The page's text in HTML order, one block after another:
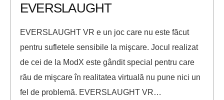
EVERSLAUGHT
EVERSLAUGHT VR e un joc care nu este făcut
pentru sufletele sensibile la mişcare. Jocul realizat
de cei de la ModX este gândit special pentru care
rău de mişcare în realitatea virtuală nu pune nici un
fel de problemă. EVERSLAUGHT VR…